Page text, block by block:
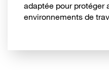
adaptée pour protéger
environnements de